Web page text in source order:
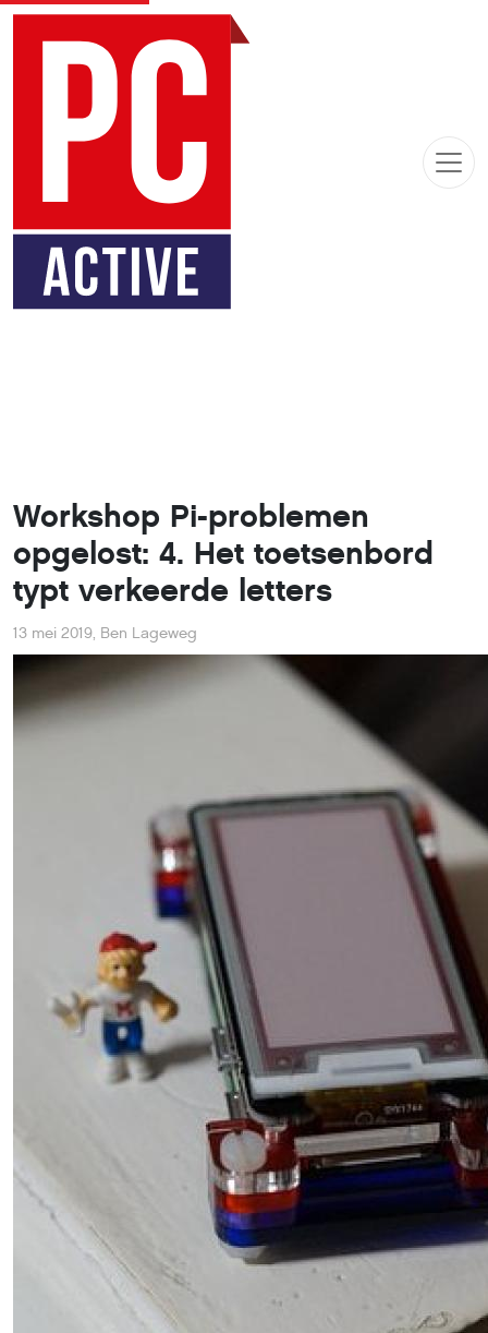
Workshop Pi-problemen
opgelost: 4. Het toetsenbord
typt verkeerde letters
13 mei 2019, Ben Lageweg